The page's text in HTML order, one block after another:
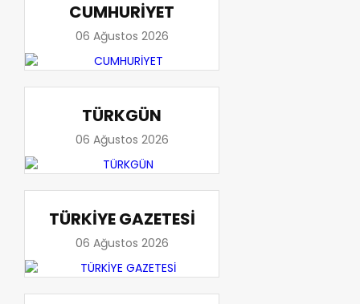
CUMHURİYET
06 Ağustos 2026
TÜRKGÜN
06 Ağustos 2026
TÜRKİYE GAZETESİ
06 Ağustos 2026